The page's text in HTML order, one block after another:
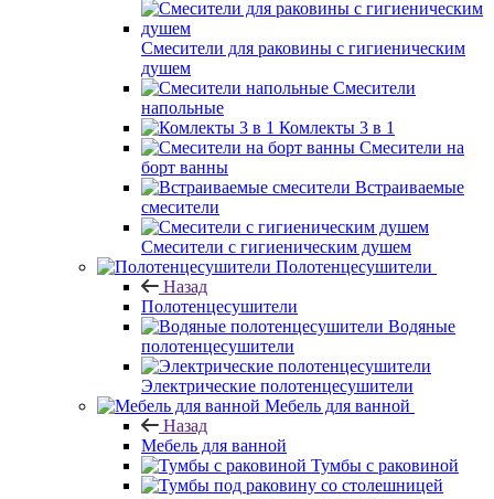
Смесители для раковины с гигиеническим
душем
Смесители
напольные
Комлекты 3 в 1
Смесители на
борт ванны
Встраиваемые
смесители
Смесители с гигиеническим душем
Полотенцесушители
Назад
Полотенцесушители
Водяные
полотенцесушители
Электрические полотенцесушители
Мебель для ванной
Назад
Мебель для ванной
Тумбы с раковиной